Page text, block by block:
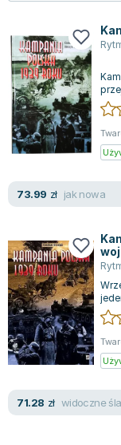
Książki do nauk
Książki do nauk
Książki do nauk
Prawo - książki
Technologia
Zarządzanie i
Podręczniki dla
Repetytoria,
Clive Cussler
Wanda Chotomska
Józef Ignacy
Clive Staples
Martyna
Melissa De la Cruz
Jaś Kapela
Agatha Christie
Jan Pietrzak
Marcin Kowalczyk
Piotr Zychowicz
Joanna
Piotr Kościelny
Jan Piński
Agata Passent
Michel Moran
73.99 zł jak nowa
71.28 zł widoczne